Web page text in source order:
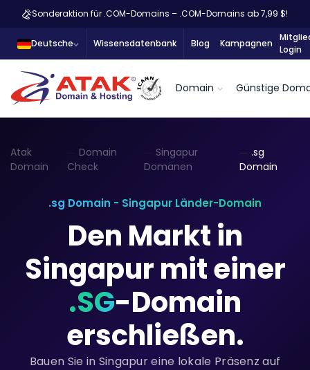
Sonderaktion für .COM-Domains – .COM-Domains ab 7,99 $!
Deutsche Wissensdatenbank Blog Kampagnen
Login
Domain Günstige
Atak
Domain
Domain
Check
Singapur
Domänen
.sg
Domain
.sg Domain - Singapur Länder-Domain
Den Markt in
Singapur mit einer
.SG-Domain
erschließen.
Bauen Sie in Singapur eine lokale Präsenz auf